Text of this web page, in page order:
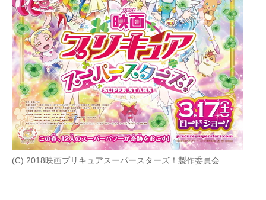
(C) 2018映画プリキュアスーパースターズ！製作委員会